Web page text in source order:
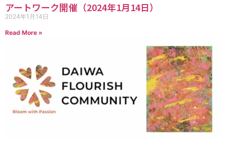
アートワーク開催（2024年1月14日）
2024年1月14日
Read More »